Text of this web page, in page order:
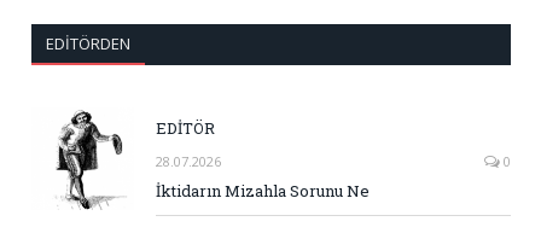
EDITÖRDEN
EDİTÖR
28.07.2026 0
İktidarın Mizahla Sorunu Ne